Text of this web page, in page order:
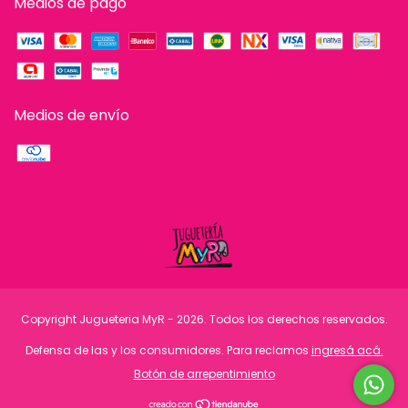
Medios de envío
Copyright Jugueteria MyR - 2026. Todos los derechos reservados.
Defensa de las y los consumidores. Para reclamos ingresá acá.
Botón de arrepentimiento